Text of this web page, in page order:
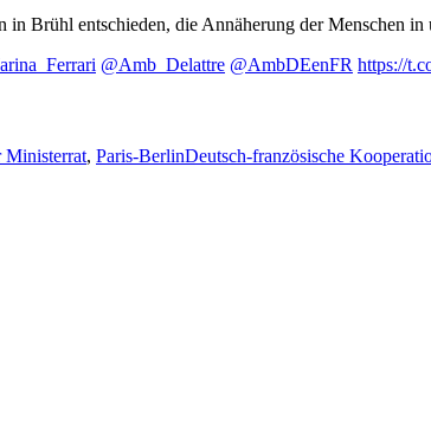
in Brühl entschieden, die Annäherung der
@Amb_Delattre @AmbDEenFR https://
Ministerrat, Paris-BerlinDeutsch-französische